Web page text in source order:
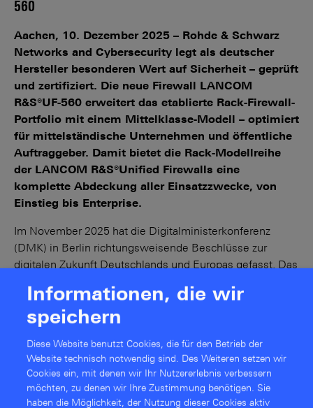
560
Aachen, 10. Dezember 2025 – Rohde & Schwarz
Networks and Cybersecurity legt als deutscher
Hersteller besonderen Wert auf Sicherheit – geprüft
und zertifiziert. Die neue Firewall LANCOM
R&S®UF-560 erweitert das etablierte Rack-Firewall-
Portfolio mit einem Mittelklasse-Modell – optimiert
für mittelständische Unternehmen und öffentliche
Auftraggeber. Damit bietet die Rack-Modellreihe
der LANCOM R&S®Unified Firewalls eine
komplette Abdeckung aller Einsatzzwecke, von
Einstieg bis Enterprise.
Im November 2025 hat die Digitalministerkonferenz
(DMK) in Berlin richtungsweisende Beschlüsse zur
digitalen Zukunft Deutschlands und Europas gefasst. Das
stärken. Rohde & Schwarz Networks and Cybersecurity
hat sich der Stärkung der IT-Resilienz verschrieben. Dazu
integrierter IT-Security entwickelt und insbesondere das
Firewall-Portfolio – jetzt mit der LANCOM R&S®UF-560 –
ausgebaut.
Informationen, die wir
speichern
Diese Website benutzt Cookies, die für den Betrieb der
Website technisch notwendig sind. Des Weiteren setzen wir
Cookies ein, mit denen wir Ihr Nutzererlebnis verbessern
möchten, zu denen wir Ihre Zustimmung benötigen. Sie
haben die Möglichkeit, der Nutzung dieser Cookies aktiv